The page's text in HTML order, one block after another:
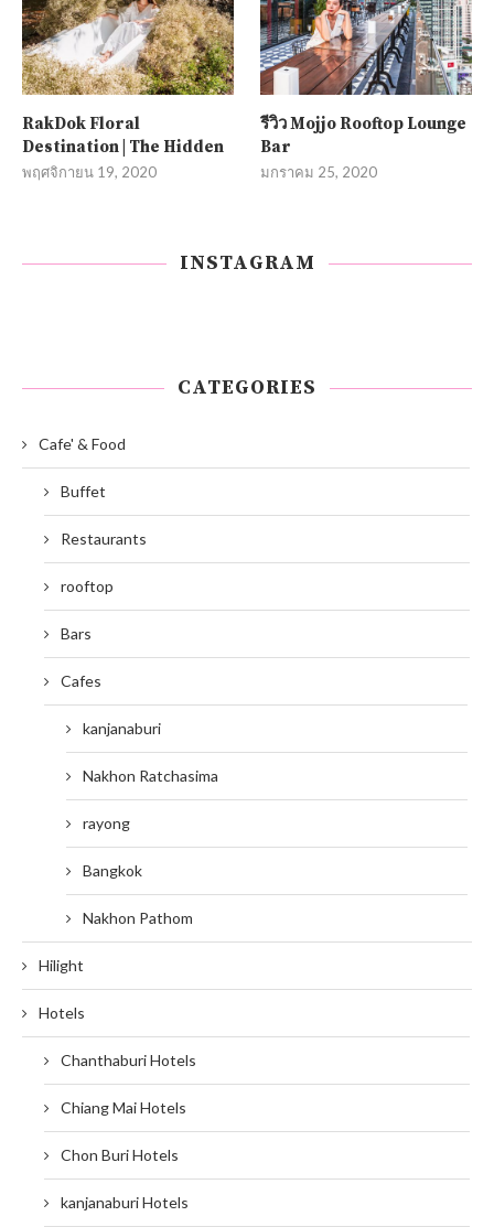
RakDok Floral
Destination | The Hidden
พฤศจิกายน 19, 2020
รีวิว Mojjo Rooftop Lounge
Bar
มกราคม 25, 2020
INSTAGRAM
CATEGORIES
Cafe' & Food
Buffet
Restaurants
rooftop
Bars
Cafes
kanjanaburi
Nakhon Ratchasima
rayong
Bangkok
Nakhon Pathom
Hilight
Hotels
Chanthaburi Hotels
Chiang Mai Hotels
Chon Buri Hotels
kanjanaburi Hotels